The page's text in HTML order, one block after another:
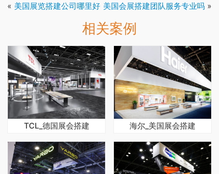
« 美国展览搭建公司哪里好 美国会展搭建团队服务专业吗 »
相关案例
TCL_德国展会搭建 海尔_美国展会搭建